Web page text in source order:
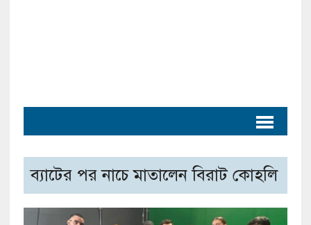
ব্যাটের পর নাচে মাতালেন বিরাট কোহলি